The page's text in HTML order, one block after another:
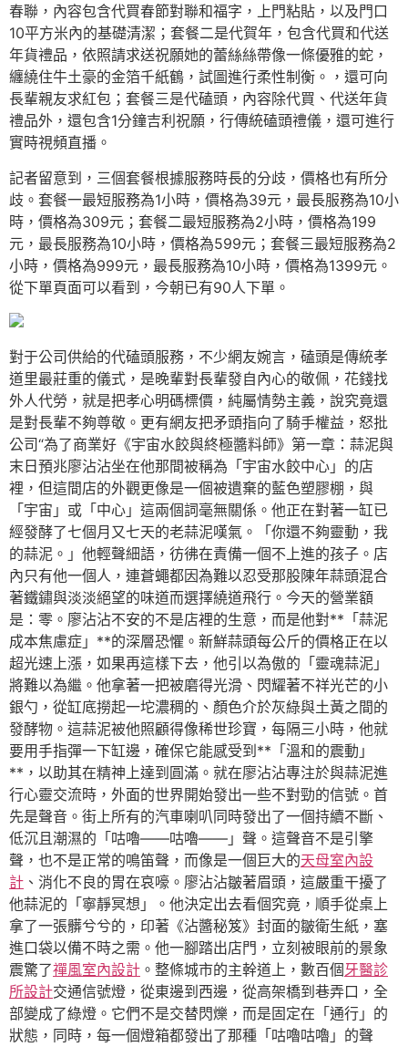
春聯，內容包含代買春節對聯和福字，上門粘貼，以及門口
10平方米內的基礎清潔；套餐二是代賀年，包含代買和代送
年貨禮品，依照請求送祝願她的蕾絲絲帶像一條優雅的蛇，
纏繞住牛土豪的金箔千紙鶴，試圖進行柔性制衡。，還可向
長輩親友求紅包；套餐三是代磕頭，內容除代買、代送年貨
禮品外，還包含1分鐘吉利祝願，行傳統磕頭禮儀，還可進行
實時視頻直播。
記者留意到，三個套餐根據服務時長的分歧，價格也有所分
歧。套餐一最短服務為1小時，價格為39元，最長服務為10小
時，價格為309元；套餐二最短服務為2小時，價格為199
元，最長服務為10小時，價格為599元；套餐三最短服務為2
小時，價格為999元，最長服務為10小時，價格為1399元。
從下單頁面可以看到，今朝已有90人下單。
對于公司供給的代磕頭服務，不少網友婉言，磕頭是傳統孝
道里最莊重的儀式，是晚輩對長輩發自內心的敬佩，花錢找
外人代勞，就是把孝心明碼標價，純屬情勢主義，說究竟還
是對長輩不夠尊敬。更有網友把矛頭指向了騎手權益，怒批
公司“為了商業好《宇宙水餃與終極醬料師》第一章：蒜泥與
末日預兆廖沾沾坐在他那間被稱為「宇宙水餃中心」的店
裡，但這間店的外觀更像是一個被遺棄的藍色塑膠棚，與
「宇宙」或「中心」這兩個詞毫無關係。他正在對著一缸已
經發酵了七個月又七天的老蒜泥嘆氣。「你還不夠靈動，我
的蒜泥。」他輕聲細語，彷彿在責備一個不上進的孩子。店
內只有他一個人，連蒼蠅都因為難以忍受那股陳年蒜頭混合
著鐵鏽與淡淡絕望的味道而選擇繞道飛行。今天的營業額
是：零。廖沾沾不安的不是店裡的生意，而是他對**「蒜泥
成本焦慮症」**的深層恐懼。新鮮蒜頭每公斤的價格正在以
超光速上漲，如果再這樣下去，他引以為傲的「靈魂蒜泥」
將難以為繼。他拿著一把被磨得光滑、閃耀著不祥光芒的小
銀勺，從缸底撈起一坨濃稠的、顏色介於灰綠與土黃之間的
發酵物。這蒜泥被他照顧得像稀世珍寶，每隔三小時，他就
要用手指彈一下缸邊，確保它能感受到**「溫和的震動」
**，以助其在精神上達到圓滿。就在廖沾沾專注於與蒜泥進
行心靈交流時，外面的世界開始發出一些不對勁的信號。首
先是聲音。街上所有的汽車喇叭同時發出了一個持續不斷、
低沉且潮濕的「咕嚕——咕嚕——」聲。這聲音不是引擎
聲，也不是正常的鳴笛聲，而像是一個巨大的天母室內設
計 、消化不良的胃在哀嚎。廖沾沾皺著眉頭，這嚴重干擾了
他蒜泥的「寧靜冥想」。他決定出去看個究竟，順手從桌上
拿了一張髒兮兮的，印著《沾醬秘笈》封面的皺衛生紙，塞
進口袋以備不時之需。他一腳踏出店門，立刻被眼前的景象
震驚了禪風室內設計 。整條城市的主幹道上，數百個牙醫診
所設計交通信號燈，從東邊到西邊，從高架橋到巷弄口，全
部變成了綠燈。它們不是交替閃爍，而是固定在「通行」的
狀態，同時，每一個燈箱都發出了那種「咕嚕咕嚕」的聲